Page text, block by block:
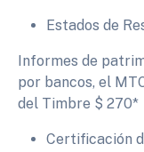
Estados de
Informes de
por bancos, el
del Timbre $ 270*
Certificación